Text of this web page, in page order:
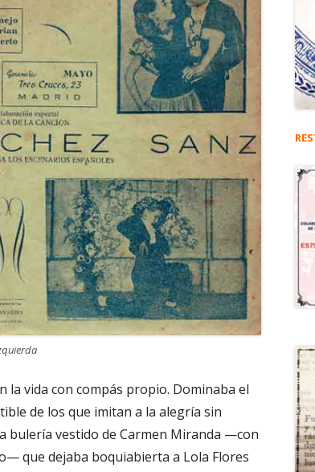
la vida con compás propio. Dominaba el
de los que imitan a la alegría sin
bulería vestido de Carmen Miranda —con
que dejaba boquiabierta a Lola Flores